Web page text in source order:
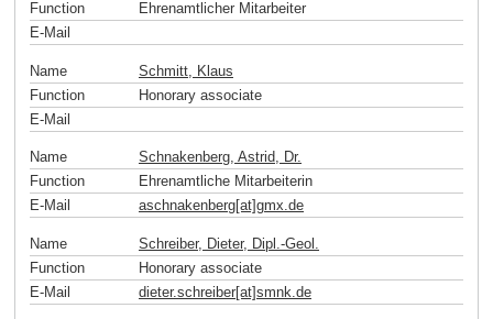
Function
Ehrenamtlicher Mitarbeiter
E-Mail
Name
Schmitt, Klaus
Function
Honorary associate
E-Mail
Name
Schnakenberg, Astrid, Dr.
Function
Ehrenamtliche Mitarbeiterin
E-Mail
aschnakenberg[at]gmx.de
Name
Schreiber, Dieter, Dipl.-Geol.
Function
Honorary associate
E-Mail
dieter.schreiber[at]smnk.de